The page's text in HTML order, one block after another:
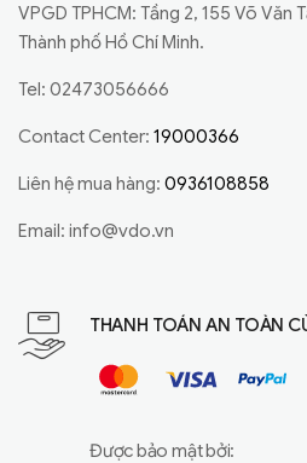
VPGD TPHCM: Tầng 2, 155 Võ Văn
Thành phố Hồ Chí Minh.
Tel: 02473056666
Contact Center: 19000366
Liên hệ mua hàng: 0936108858
Email: info@vdo.vn
THANH TOÁN AN TOÀN
Được bảo mật bởi: